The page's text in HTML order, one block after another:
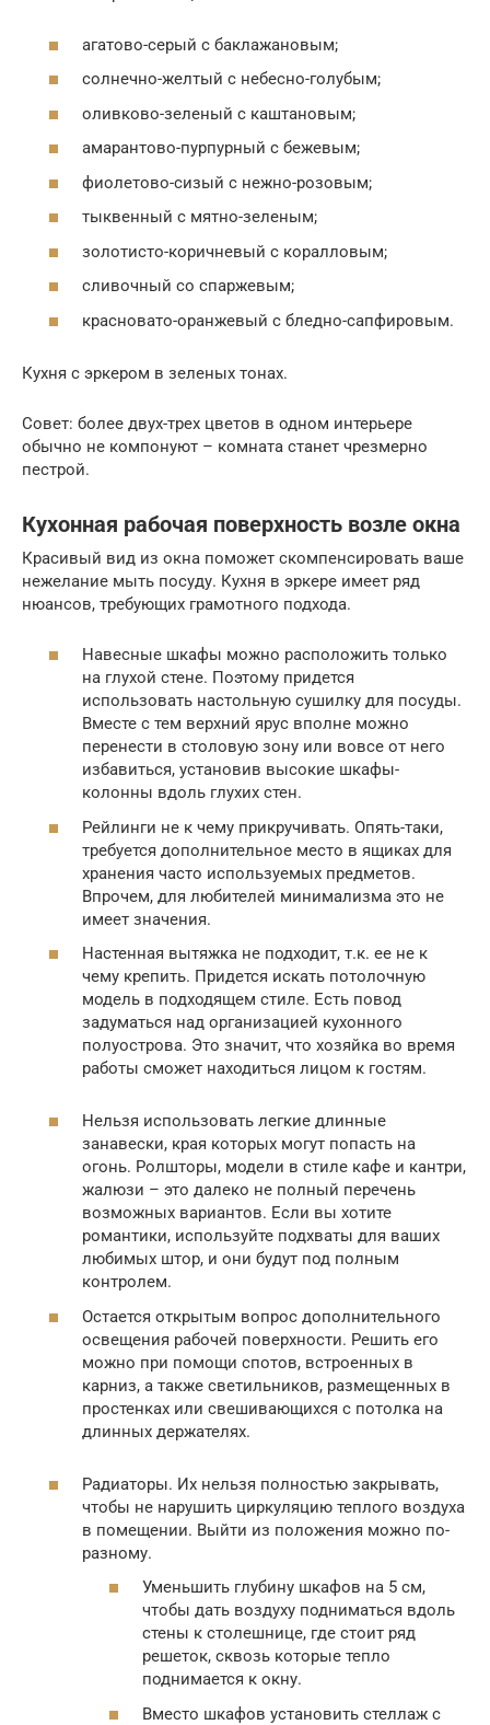
агатово-серый с баклажановым;
солнечно-желтый с небесно-голубым;
оливково-зеленый с каштановым;
амарантово-пурпурный с бежевым;
фиолетово-сизый с нежно-розовым;
тыквенный с мятно-зеленым;
золотисто-коричневый с коралловым;
сливочный со спаржевым;
красновато-оранжевый с бледно-сапфировым.
Кухня с эркером в зеленых тонах.
Совет: более двух-трех цветов в одном интерьере
обычно не компонуют – комната станет чрезмерно
пестрой.
Кухонная рабочая поверхность возле окна
Красивый вид из окна поможет скомпенсировать ваше
нежелание мыть посуду. Кухня в эркере имеет ряд
нюансов, требующих грамотного подхода.
Навесные шкафы можно расположить только
на глухой стене. Поэтому придется
использовать настольную сушилку для посуды.
Вместе с тем верхний ярус вполне можно
перенести в столовую зону или вовсе от него
избавиться, установив высокие шкафы-
колонны вдоль глухих стен.
Рейлинги не к чему прикручивать. Опять-таки,
требуется дополнительное место в ящиках для
хранения часто используемых предметов.
Впрочем, для любителей минимализма это не
имеет значения.
Настенная вытяжка не подходит, т.к. ее не к
чему крепить. Придется искать потолочную
модель в подходящем стиле. Есть повод
задуматься над организацией кухонного
полуострова. Это значит, что хозяйка во время
работы сможет находиться лицом к гостям.
Нельзя использовать легкие длинные
занавески, края которых могут попасть на
огонь. Ролшторы, модели в стиле кафе и кантри,
жалюзи – это далеко не полный перечень
возможных вариантов. Если вы хотите
романтики, используйте подхваты для ваших
любимых штор, и они будут под полным
контролем.
Остается открытым вопрос дополнительного
освещения рабочей поверхности. Решить его
можно при помощи спотов, встроенных в
карниз, а также светильников, размещенных в
простенках или свешивающихся с потолка на
длинных держателях.
Радиаторы. Их нельзя полностью закрывать,
чтобы не нарушить циркуляцию теплого воздуха
в помещении. Выйти из положения можно по-
разному.
Уменьшить глубину шкафов на 5 см,
чтобы дать воздуху подниматься вдоль
стены к столешнице, где стоит ряд
решеток, сквозь которые тепло
поднимается к окну.
Вместо шкафов установить стеллаж с